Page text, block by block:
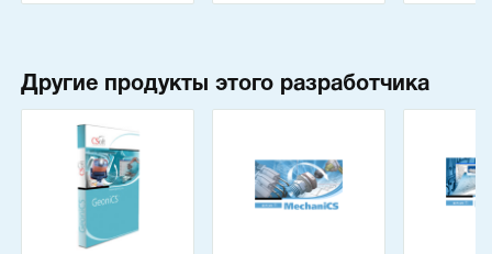
Другие продукты этого разработчика